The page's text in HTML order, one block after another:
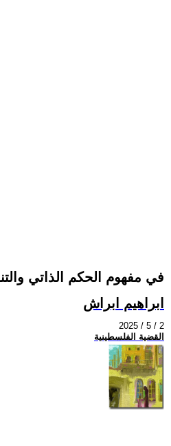
في مفهوم الحكم الذاتي
ابراهيم ابراش
2025 / 5 / 2
القضية الفلسطينية